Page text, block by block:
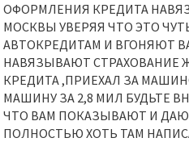
ОФОРМЛЕНИЯ КРЕДИТА
МОСКВЫ УВЕРЯЯ ЧТО ЭТО
АВТОКРЕДИТАМ И ВГОНЯЮТ
НАВЯЗЫВАЮТ СТРАХОВАНИЕ
КРЕДИТА ,ПРИЕХАЛ ЗА
МАШИНУ ЗА 2,8 МИЛ БУДЬТЕ
ЧТО ВАМ ПОКАЗЫВАЮТ И
ПОЛНОСТЬЮ ХОТЬ ТАМ